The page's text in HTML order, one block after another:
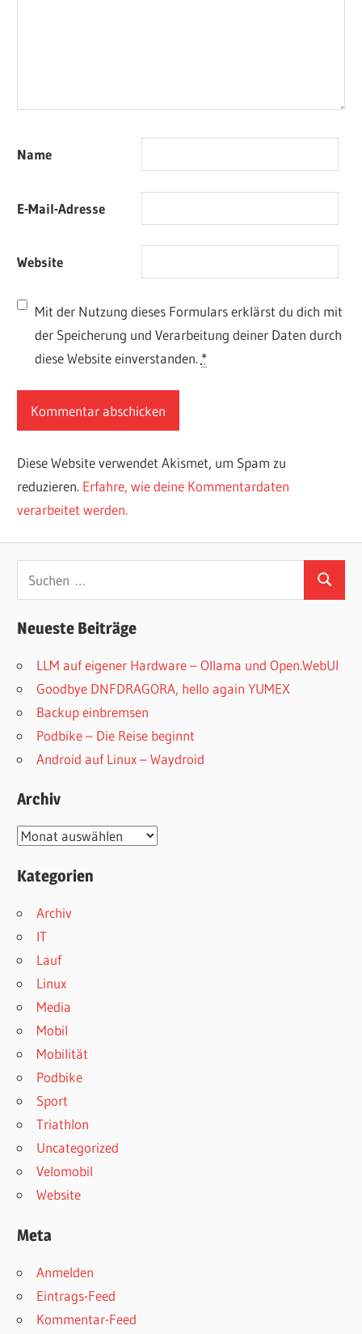
Name
E-Mail-Adresse
Website
Mit der Nutzung dieses Formulars erklärst du dich mit
der Speicherung und Verarbeitung deiner Daten durch
diese Website einverstanden. *
Diese Website verwendet Akismet, um Spam zu
reduzieren. Erfahre, wie deine Kommentardaten
verarbeitet werden.
Suchen
Neueste Beiträge
LLM auf eigener Hardware – Ollama und Open.WebUI
Goodbye DNFDRAGORA, hello again YUMEX
Backup einbremsen
Podbike – Die Reise beginnt
Android auf Linux – Waydroid
Archiv
Archiv
Kategorien
Archiv
IT
Lauf
Linux
Media
Mobil
Mobilität
Podbike
Sport
Triathlon
Uncategorized
Velomobil
Website
Meta
Anmelden
Eintrags-Feed
Kommentar-Feed